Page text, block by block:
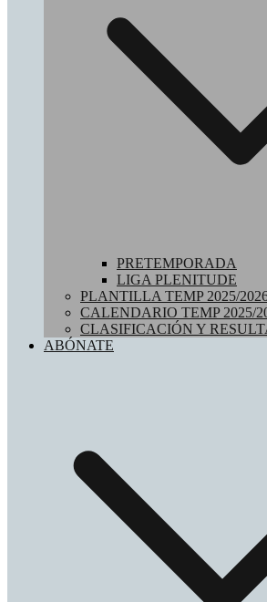
PRETEMPORADA
LIGA PLENITUDE
PLANTILLA TEMP 2025/
CALENDARIO TEMP 2025/
CLASIFICACIÓN Y
ABÓNATE